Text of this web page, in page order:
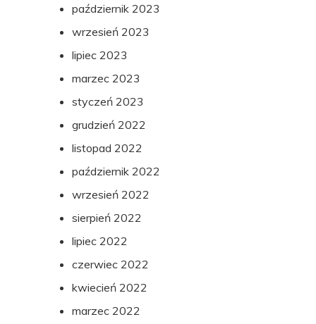
październik 2023
wrzesień 2023
lipiec 2023
marzec 2023
styczeń 2023
grudzień 2022
listopad 2022
październik 2022
wrzesień 2022
sierpień 2022
lipiec 2022
czerwiec 2022
kwiecień 2022
marzec 2022